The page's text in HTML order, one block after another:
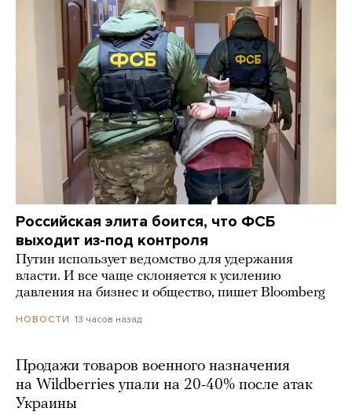
Российская элита боится, что ФСБ
выходит из-под контроля
Путин использует ведомство для удержания
власти. И все чаще склоняется к усилению
давления на бизнес и общество, пишет Bloomberg
НОВОСТИ 13 часов назад
Продажи товаров военного назначения
на Wildberries упали на 20-40% после атак
Украины